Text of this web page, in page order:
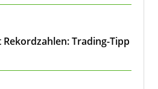
Trading-Tipp